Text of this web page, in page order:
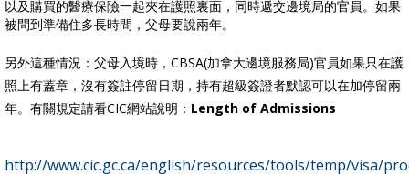
以及購買的醫療保險一起夾在護照裏面，同時遞交邊境局的官員。如果
被問到準備住多長時間，父母要說兩年。​
另外這種情況：父母入境時，CBSA(加拿大邊境服務局)官員如果只在護
照上有蓋章，沒有簽註停留日期，持有超級簽證者默認可以在加停留兩
年。有關規定請看CIC網站說明： Length of Admissions
http://www.cic.gc.ca/english/resources/tools/temp/visa/